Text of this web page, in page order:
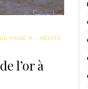
FAIRE À..., RÉCITS
l’or à